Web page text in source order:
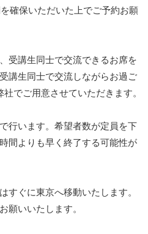
確保いただいた上でご予約お願
受講生同士で交流できるお席を
講生同士で交流しながらお過ご
でご用意させていただきます。
行います。希望者数が定員を下
間よりも早く終了する可能性が
すぐに東京へ移動いたします。
願いいたします。